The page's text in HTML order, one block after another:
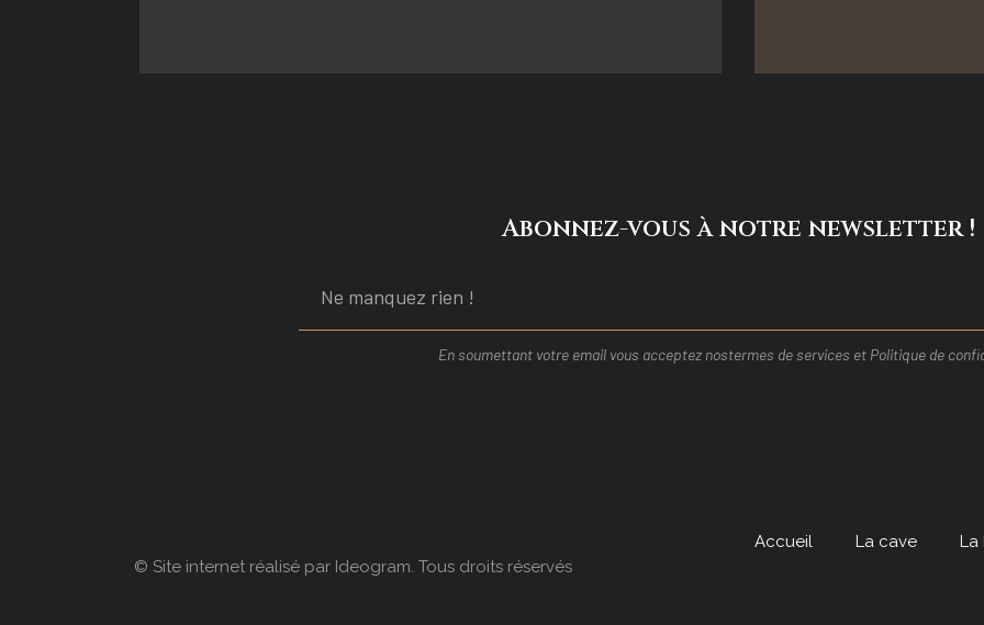
Abonnez-vous à notre newsletter !
En soumettant votre email vous acceptez nostermes de services et Politique de
© Site internet réalisé par Ideogram. Tous droits réservés
Accueil La cave La